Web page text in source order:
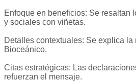
Enfoque en beneficios: Se resaltan
y sociales con viñetas.
Detalles contextuales: Se explica
Bioceánico.
Citas estratégicas: Las
refuerzan el mensaje.